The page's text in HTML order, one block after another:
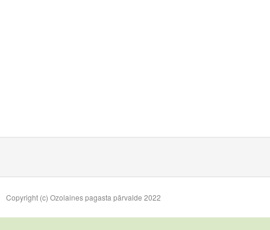
Copyright (c) Ozolaines pagasta pārvalde 2022